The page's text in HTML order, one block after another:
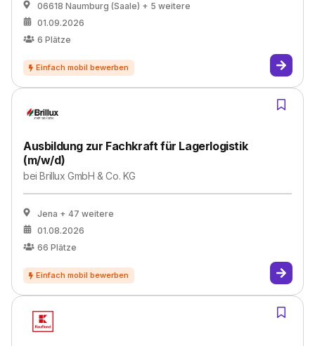
06618 Naumburg (Saale) + 5 weitere
01.09.2026
6 Plätze
Ausbildung zur Fachkraft für Lagerlogistik
(m/w/d)
beiBrillux GmbH & Co. KG
Jena + 47 weitere
01.08.2026
66 Plätze